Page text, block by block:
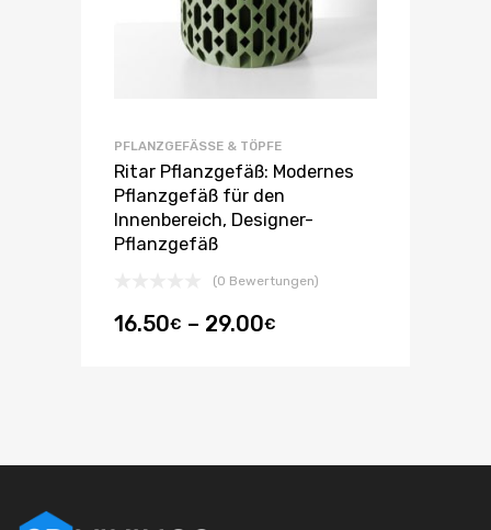
PFLANZGEFÄSSE & TÖPFE
Ritar Pflanzgefäß: Modernes
Pflanzgefäß für den
Innenbereich, Designer-
Pflanzgefäß
(0 Bewertungen)
16.50€ – 29.00€